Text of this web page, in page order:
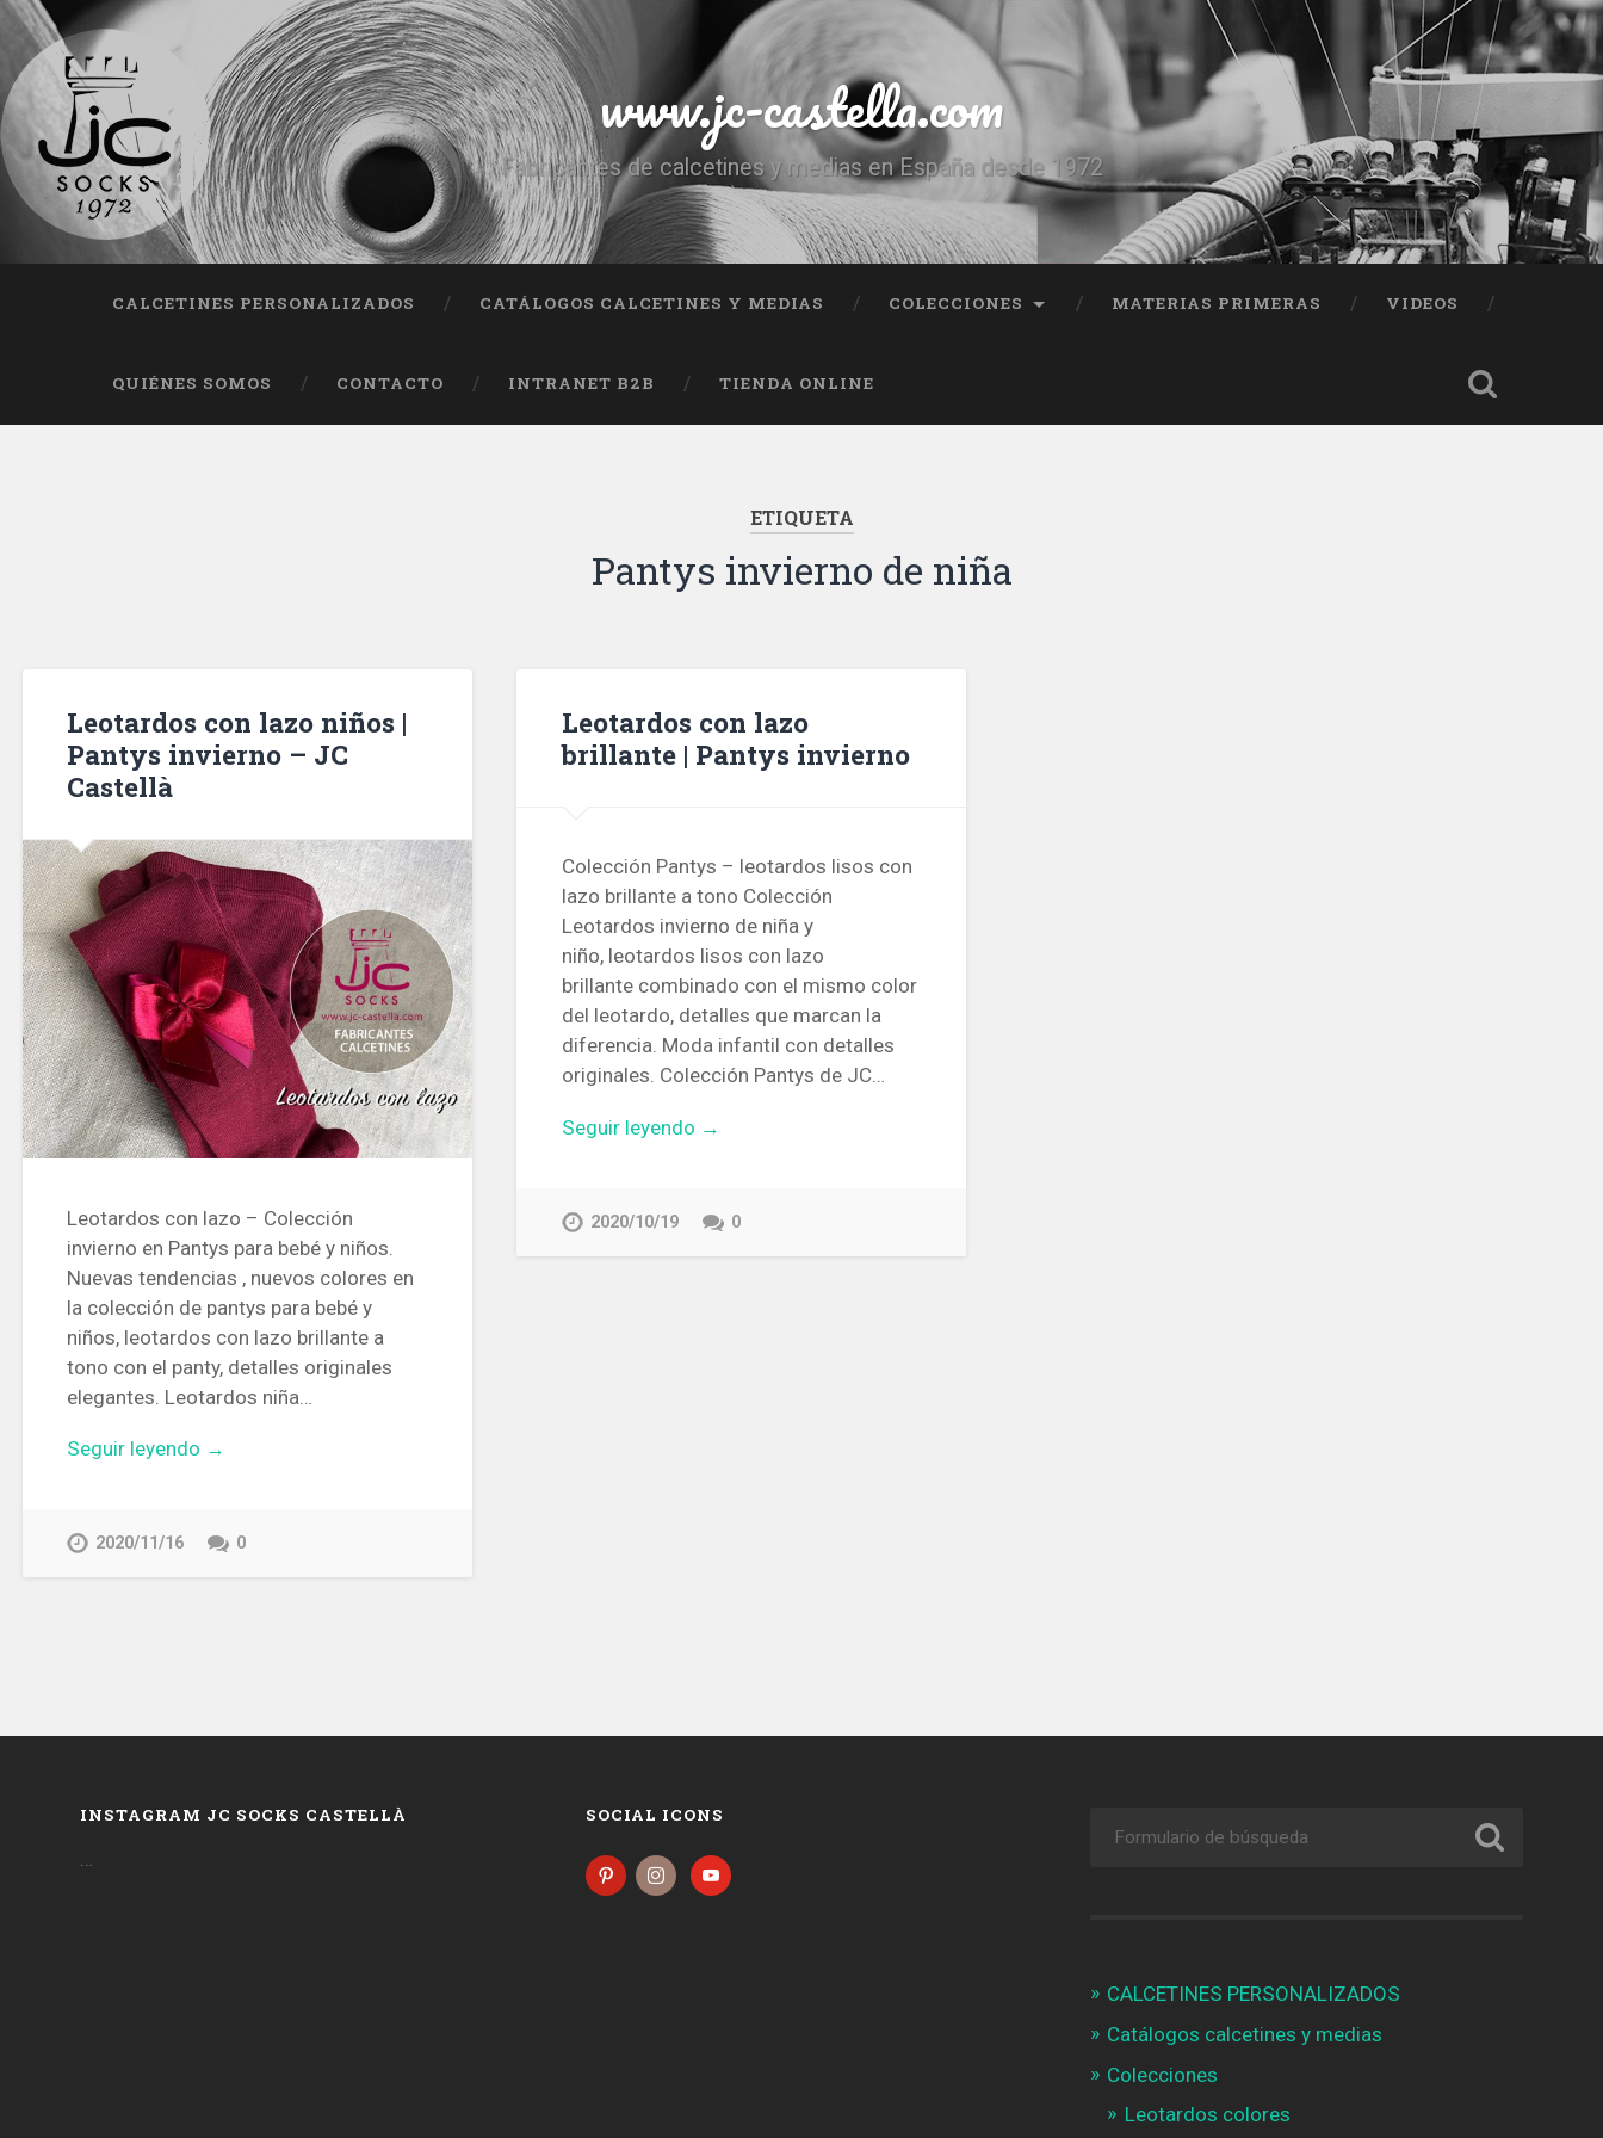
www.jc-castella.com
Fabricantes de calcetines y medias en España desde 1972
CALCETINES PERSONALIZADOS CATÁLOGOS CALCETINES Y MEDIAS COLECCIONES MATERIAS PRIMERAS VIDEOS
QUIÉNES SOMOS CONTACTO INTRANET B2B TIENDA ONLINE
ETIQUETA
Pantys invierno de niña
Leotardos con lazo niños |
Pantys invierno – JC
Castellà
Leotardos con lazo – Colección
invierno en Pantys para bebé y niños.
Nuevas tendencias , nuevos colores en
la colección de pantys para bebé y
niños, leotardos con lazo brillante a
tono con el panty, detalles originales
elegantes. Leotardos niña…
Seguir leyendo →
2020/11/16 0
Leotardos con lazo
brillante | Pantys invierno
Colección Pantys – leotardos lisos con
lazo brillante a tono Colección
Leotardos invierno de niña y
niño, leotardos lisos con lazo
brillante combinado con el mismo color
del leotardo, detalles que marcan la
diferencia. Moda infantil con detalles
originales. Colección Pantys de JC…
Seguir leyendo →
2020/10/19 0
INSTAGRAM JC SOCKS CASTELLÀ
…
SOCIAL ICONS
CALCETINES PERSONALIZADOS
Catálogos calcetines y medias
Colecciones
Leotardos colores